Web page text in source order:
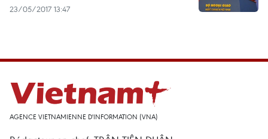
23/05/2017 13:47
AGENCE VIETNAMIENNE D'INFORMATION (VNA)